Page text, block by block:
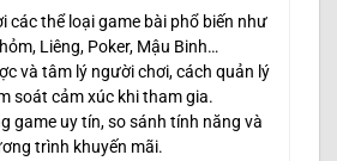
các thể loại game bài phổ biến như
Liêng, Poker, Mậu Binh…
và tâm lý người chơi, cách quản lý
soát cảm xúc khi tham gia.
game uy tín, so sánh tính năng và
trình khuyến mãi.